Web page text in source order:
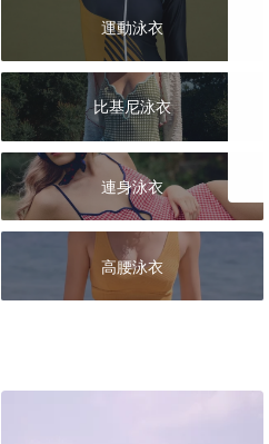
運動泳衣
比基尼泳衣
連身泳衣
高腰泳衣